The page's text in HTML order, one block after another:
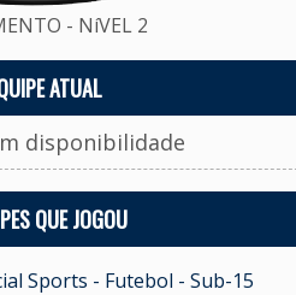
- NíVEL 2
ATUAL
disponibilidade
QUE JOGOU
Sports - Futebol - Sub-15